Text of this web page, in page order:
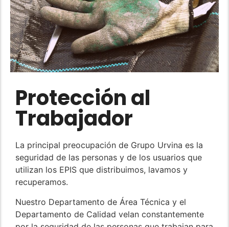
Protección al
Trabajador
La principal preocupación de Grupo Urvina es la
seguridad de las personas y de los usuarios que
utilizan los EPIS que distribuimos, lavamos y
recuperamos.
Nuestro Departamento de Área Técnica y el
Departamento de Calidad velan constantemente